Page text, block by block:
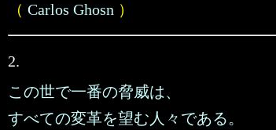
（ Carlos Ghosn ）
2.
この世で一番の脅威は、
すべての変革を望む人々である。